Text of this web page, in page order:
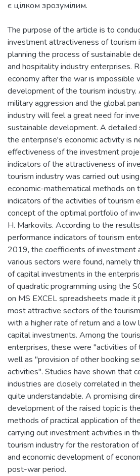
The purpose of the article is to
investment attractiveness of tourism
planning the process of sustainable
and hospitality industry enterprises.
economy after the war is impossible
development of the tourism industry.
military aggression and the global
industry will feel a great need for
sustainable development. A detailed
the enterprise's economic activity is
effectiveness of the investment
indicators of the attractiveness of
tourism industry was carried out
economic-mathematical methods on
indicators of the activities of tourism
concept of the optimal portfolio of
H. Markovits. According to the
performance indicators of tourism
2019, the coefficients of investment
various sectors were found, namely
of capital investments in the
of quadratic programming using the
on MS EXCEL spreadsheets made
most attractive sectors of the
with a higher rate of return and a low
capital investments. Among the
enterprises, these were "activities of
well as "provision of other booking
activities". Studies have shown that
industries are closely correlated in
quite understandable. A promising
development of the raised topic is
methods of practical application of
carrying out investment activities in
tourism industry for the restoration
and economic development of
post-war period.